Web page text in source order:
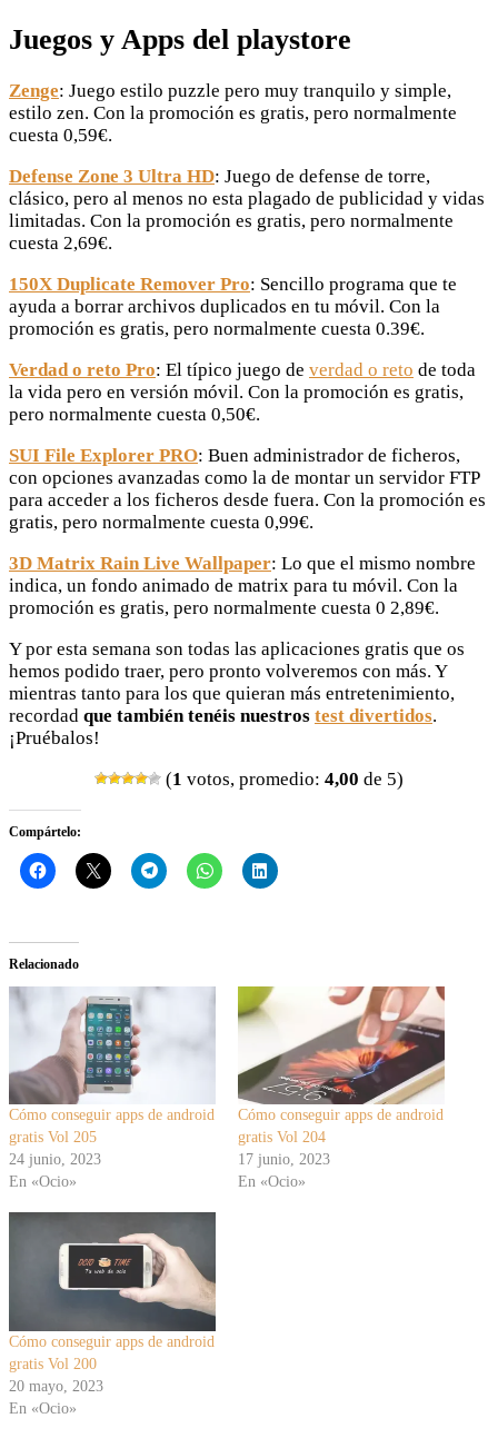
Juegos y Apps del playstore
Zenge: Juego estilo puzzle pero muy tranquilo y simple,
estilo zen. Con la promoción es gratis, pero normalmente
cuesta 0,59€.
Defense Zone 3 Ultra HD: Juego de defense de torre,
clásico, pero al menos no esta plagado de publicidad y vidas
limitadas. Con la promoción es gratis, pero normalmente
cuesta 2,69€.
150X Duplicate Remover Pro: Sencillo programa que te
ayuda a borrar archivos duplicados en tu móvil. Con la
promoción es gratis, pero normalmente cuesta 0.39€.
Verdad o reto Pro: El típico juego de verdad o reto de toda
la vida pero en versión móvil. Con la promoción es gratis,
pero normalmente cuesta 0,50€.
SUI File Explorer PRO: Buen administrador de ficheros,
con opciones avanzadas como la de montar un servidor FTP
para acceder a los ficheros desde fuera. Con la promoción es
gratis, pero normalmente cuesta 0,99€.
3D Matrix Rain Live Wallpaper: Lo que el mismo nombre
indica, un fondo animado de matrix para tu móvil. Con la
promoción es gratis, pero normalmente cuesta 0 2,89€.
Y por esta semana son todas las aplicaciones gratis que os
hemos podido traer, pero pronto volveremos con más. Y
mientras tanto para los que quieran más entretenimiento,
recordad que también tenéis nuestros test divertidos.
¡Pruébalos!
(1 votos, promedio: 4,00 de 5)
Compártelo:
Relacionado
Cómo conseguir apps de android
gratis Vol 205
24 junio, 2023
En «Ocio»
Cómo conseguir apps de android
gratis Vol 204
17 junio, 2023
En «Ocio»
Cómo conseguir apps de android
gratis Vol 200
20 mayo, 2023
En «Ocio»